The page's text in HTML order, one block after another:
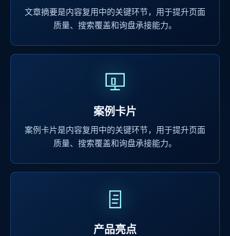
文章摘要是内容复用中的关键环节，用于提升页面
质量、搜索覆盖和询盘承接能力。
案例卡片
案例卡片是内容复用中的关键环节，用于提升页面
质量、搜索覆盖和询盘承接能力。
产品亮点